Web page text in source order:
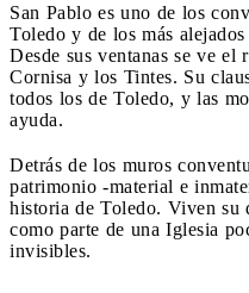
San Pablo es uno de los
Toledo y de los más
Desde sus ventanas se ve
Cornisa y los Tintes. Su
todos los de Toledo, y las
ayuda.
Detrás de los muros
patrimonio -material e
historia de Toledo. Viven su
como parte de una Iglesia
invisibles.